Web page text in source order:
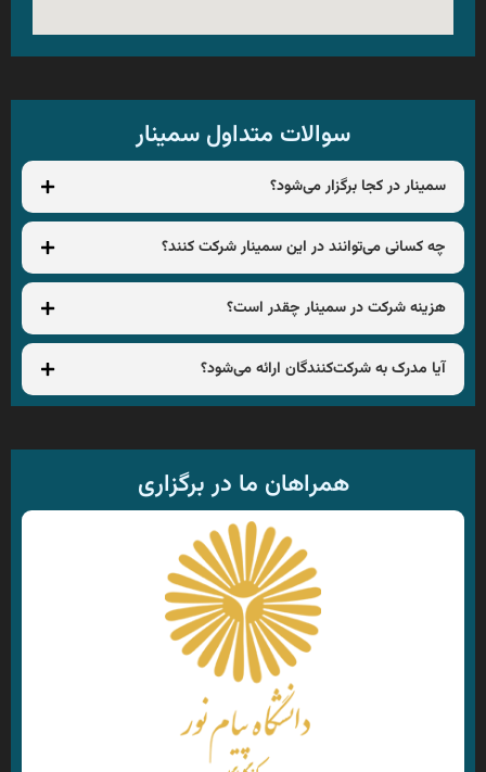
سوالات متداول سمینار
سمینار در کجا برگزار می‌شود؟
چه کسانی می‌توانند در این سمینار شرکت کنند؟
هزینه شرکت در سمینار چقدر است؟
آیا مدرک به شرکت‌کنندگان ارائه می‌شود؟
همراهان ما در برگزاری